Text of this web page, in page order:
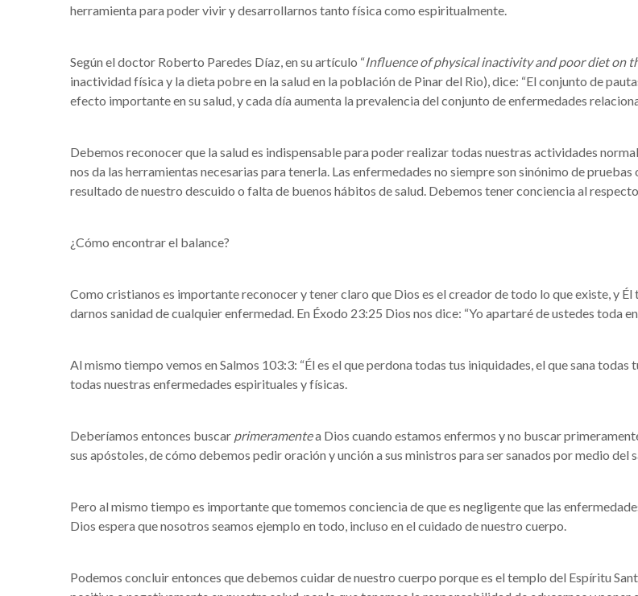
herramienta para poder vivir y desarrollarnos tanto física como espiritualmente.
Según el doctor Roberto Paredes Díaz, en su artículo “Influence of physical inactivity and poor diet on
inactividad física y la dieta pobre en la salud en la población de Pinar del Rio), dice: “El conjunto de
efecto importante en su salud, y cada día aumenta la prevalencia del conjunto de enfermedades
Debemos reconocer que la salud es indispensable para poder realizar todas nuestras actividades
nos da las herramientas necesarias para tenerla. Las enfermedades no siempre son sinónimo de
resultado de nuestro descuido o falta de buenos hábitos de salud. Debemos tener conciencia al
¿Cómo encontrar el balance?
Como cristianos es importante reconocer y tener claro que Dios es el creador de todo lo que existe, y
darnos sanidad de cualquier enfermedad. En Éxodo 23:25 Dios nos dice: “Yo apartaré de ustedes toda
Al mismo tiempo vemos en Salmos 103:3: “Él es el que perdona todas tus iniquidades, el que sana
todas nuestras enfermedades espirituales y físicas.
Deberíamos entonces buscar primeramentea Dios cuando estamos enfermos y no buscar
sus apóstoles, de cómo debemos pedir oración y unción a sus ministros para ser sanados por medio
Pero al mismo tiempo es importante que tomemos conciencia de que es negligente que las
Dios espera que nosotros seamos ejemplo en todo, incluso en el cuidado de nuestro cuerpo.
Podemos concluir entonces que debemos cuidar de nuestro cuerpo porque es el templo del Espíritu